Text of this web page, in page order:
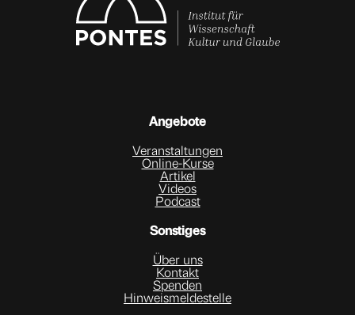
Angebote
Veranstaltungen
Online-Kurse
Artikel
Videos
Podcast
Sonstiges
Über uns
Kontakt
Spenden
Hinweismeldestelle